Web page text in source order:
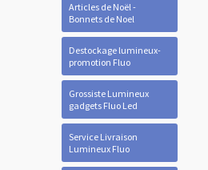
Articles de Noël -
Bonnets de Noel
Destockage lumineux-
promotion Fluo
Grossiste Lumineux
gadgets Fluo Led
Service Livraison
Lumineux Fluo